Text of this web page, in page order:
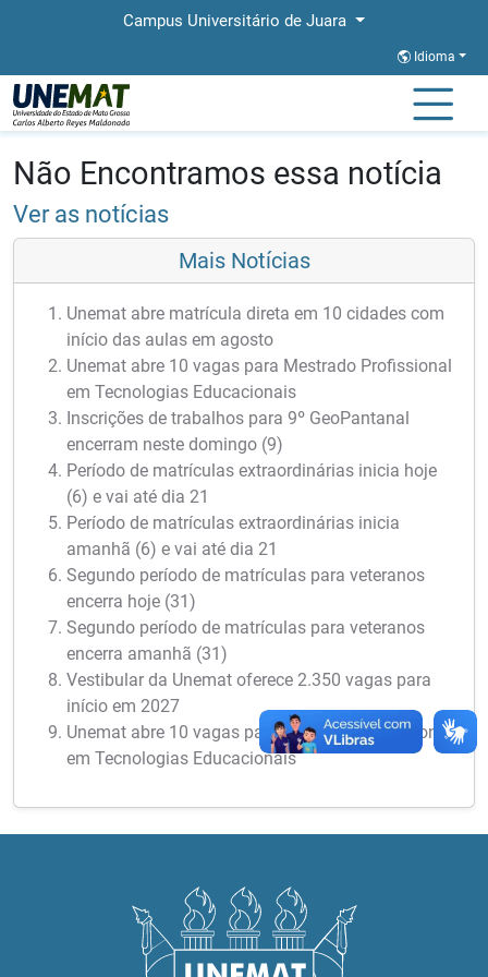
Campus Universitário de Juara
Idioma
Página Inicial
Não Encontramos essa notícia
Ver as notícias
Mais Notícias
Unemat abre matrícula direta em 10 cidades com
início das aulas em agosto
Unemat abre 10 vagas para Mestrado Profissional
em Tecnologias Educacionais
Inscrições de trabalhos para 9º GeoPantanal
encerram neste domingo (9)
Período de matrículas extraordinárias inicia hoje
(6) e vai até dia 21
Período de matrículas extraordinárias inicia
amanhã (6) e vai até dia 21
Segundo período de matrículas para veteranos
encerra hoje (31)
Segundo período de matrículas para veteranos
encerra amanhã (31)
Vestibular da Unemat oferece 2.350 vagas para
início em 2027
Unemat abre 10 vagas para Mestrado Profissional
em Tecnologias Educacionais